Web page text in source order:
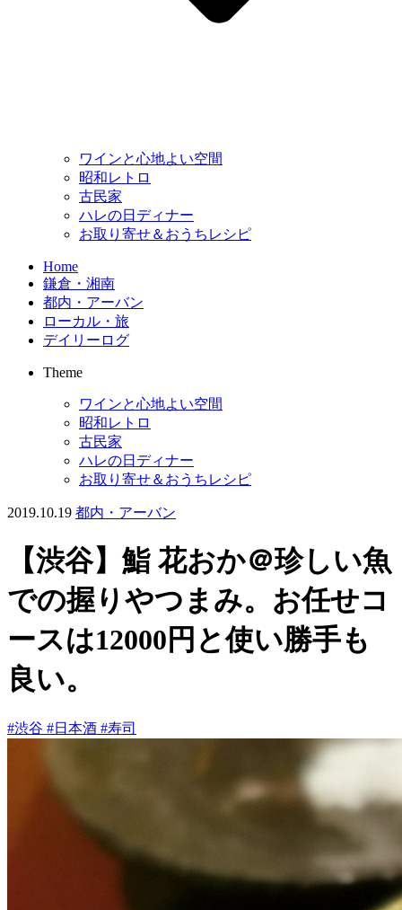
ワインと心地よい空間
昭和レトロ
古民家
ハレの日ディナー
お取り寄せ＆おうちレシピ
Home
鎌倉・湘南
都内・アーバン
ローカル・旅
デイリーログ
Theme
ワインと心地よい空間
昭和レトロ
古民家
ハレの日ディナー
お取り寄せ＆おうちレシピ
2019.10.19 都内・アーバン
【渋谷】鮨 花おか＠珍しい魚
での握りやつまみ。お任せコ
ースは12000円と使い勝手も
良い。
#渋谷 #日本酒 #寿司